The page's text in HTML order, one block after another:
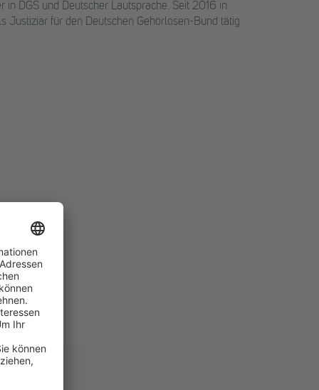
DGS und Deutscher Lautsprache. Seit 2016 in
Justiziar für den Deutschen Gehörlosen-Bund tätig